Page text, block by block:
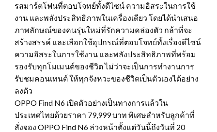
รสมาร์ตโฟนที่ตอบโจทย์ทั้งดีไซน์ ความอิสระในการใช้
งาน และพลังประสิทธิภาพในเครื่องเดียว โดยได้นำเสนอ
ภาพลักษณ์ของคนรุ่นใหม่ที่รักความคล่องตัว กล้าที่จะ
สร้างสรรค์ และเลือกใช้อุปกรณ์ที่ตอบโจทย์ทั้งเรื่องดีไซน์
ความอิสระในการใช้งาน และพลังประสิทธิภาพที่พร้อม
รองรับทุกโมเมนต์ของชีวิต ไม่ว่าจะเป็นการทำงานการ
รับชมคอนเทนต์ ให้ทุกจังหวะของชีวิตเป็นตัวเองได้อย่าง
ลงตัว
OPPO Find N6 เปิดตัวอย่างเป็นทางการแล้วใน
ประเทศไทยด้วยราคา 79,999 บาท พิเศษสำหรับลูกค้าที่
สั่งจอง OPPO Find N6 ล่วงหน้าตั้งแต่วันนี้ถึงวันที่ 20